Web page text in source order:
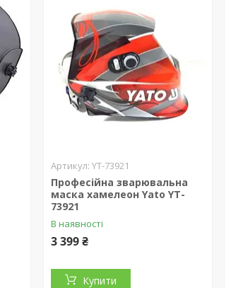
YT-73921
Професійна зварювальна
маска хамелеон Yato YT-
73921
В наявності
3 399 ₴
Купити